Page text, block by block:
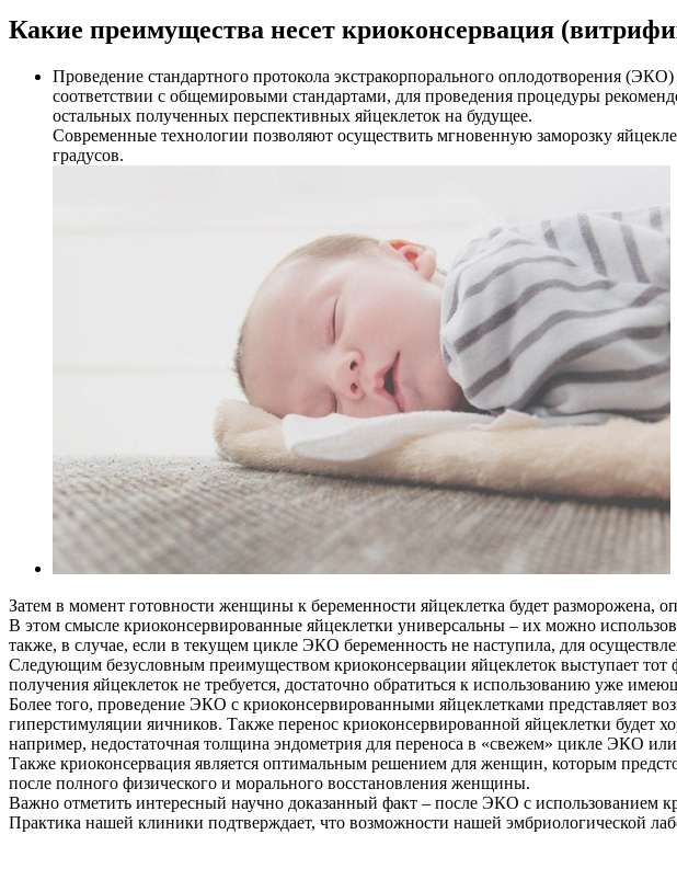
Какие преимущества несет криоконсервация
Проведение стандартного протокола экстракорпорального оплодотворения
соответствии с общемировыми стандартами, для проведения процедуры
остальных полученных перспективных яйцеклеток на будущее.
Современные технологии позволяют осуществить мгновенную заморозку
градусов.
Затем в момент готовности женщины к беременности яйцеклетка будет разморожена,
В этом смысле криоконсервированные яйцеклетки универсальны – их можно
также, в случае, если в текущем цикле ЭКО беременность не наступила, для
Следующим безусловным преимуществом криоконсервации яйцеклеток выступает тот
получения яйцеклеток не требуется, достаточно обратиться к использованию уже
Более того, проведение ЭКО с криоконсервированными яйцеклетками
гиперстимуляции яичников. Также перенос криоконсервированной яйцеклетки
например, недостаточная толщина эндометрия для переноса в «свежем» цикле ЭКО
Также криоконсервация является оптимальным решением для женщин, которым
после полного физического и морального восстановления женщины.
Важно отметить интересный научно доказанный факт – после ЭКО с использованием
Практика нашей клиники подтверждает, что возможности нашей эмбриологической